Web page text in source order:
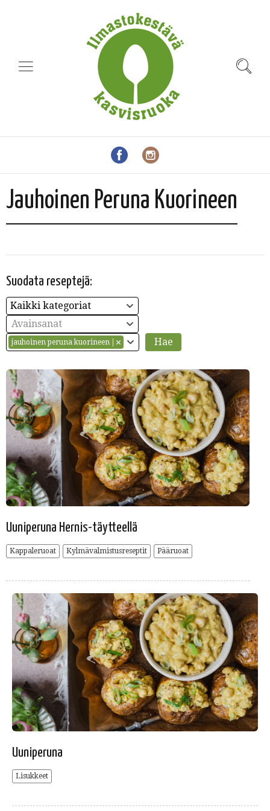
Jauhoinen Peruna Kuorineen
Suodata reseptejä:
Kaikki kategoriat
Avainsanat
jauhoinen peruna kuorineen
Uuniperuna Hernis-täytteellä
Kappaleruoat Kylmävalmistusreseptit Pääruoat
Uuniperuna
Lisukkeet